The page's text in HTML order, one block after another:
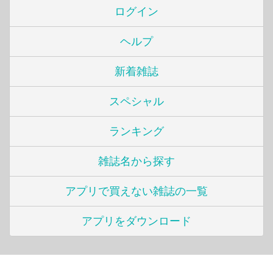
ログイン
ヘルプ
新着雑誌
スペシャル
ランキング
雑誌名から探す
アプリで買えない雑誌の一覧
アプリをダウンロード